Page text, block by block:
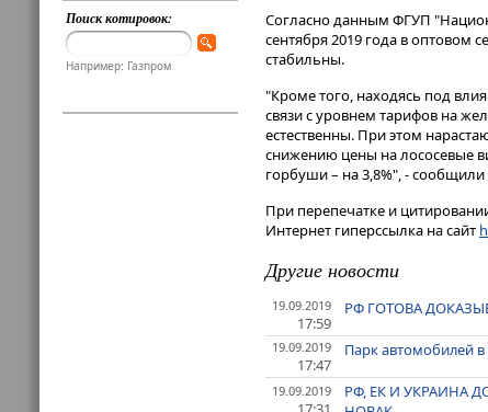
Поиск котировок:
Например: Газпром
Согласно данным ФГУП
сентября 2019 года в оптовом
стабильны.
"Кроме того, находясь под
связи с уровнем тарифов на
естественны. При этом
снижению цены на лососевые
горбуши – на 3,8%", - сообщили
При перепечатке и
Интернет гиперссылка на сайт
Другие новости
19.09.2019
17:59
РФ ГОТОВА
19.09.2019
17:47
Парк автомобилей в
19.09.2019
РФ, ЕК И УКРАИНА